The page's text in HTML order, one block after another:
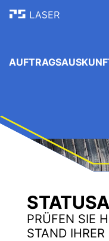
PRÜFEN SIE
STAND